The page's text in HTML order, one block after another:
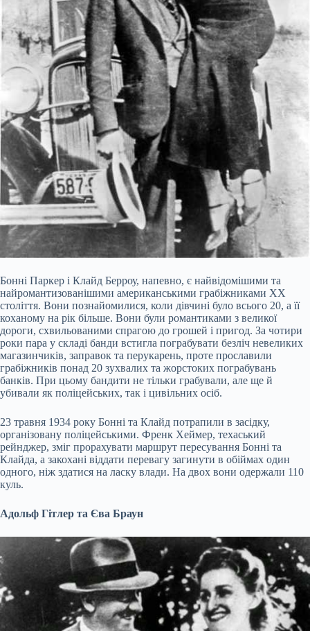
Бонні Паркер і Клайд Берроу, напевно, є найвідомішими та
найромантизованішими американськими грабіжниками ХХ
століття. Вони познайомилися, коли дівчині було всього 20, а її
коханому на рік більше. Вони були романтиками з великої
дороги, схвильованими спрагою до грошей і пригод. За чотири
роки пара у складі банди встигла пограбувати безліч невеликих
магазинчиків, заправок та перукарень, проте прославили
грабіжників понад 20 зухвалих та жорстоких пограбувань
банків. При цьому бандити не тільки грабували, але ще й
убивали як поліцейських, так і цивільних осіб.
23 травня 1934 року Бонні та Клайд потрапили в засідку,
організовану поліцейськими. Френк Хеймер, техаський
рейнджер, зміг прорахувати маршрут пересування Бонні та
Клайда, а закохані віддати перевагу загинути в обіймах один
одного, ніж здатися на ласку влади. На двох вони одержали 110
куль.
Адольф Гітлер та Єва Браун